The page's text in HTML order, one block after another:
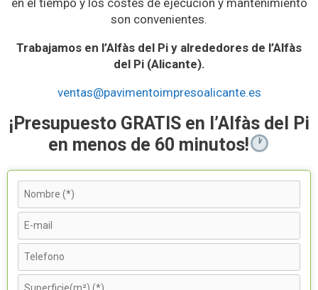
son convenientes.
Trabajamos en l’Alfàs del Pi y alrededores de l’Alfàs
del Pi (Alicante).
ventas@pavimentoimpresoalicante.es
¡Presupuesto GRATIS en l’Alfàs del Pi
en menos de 60 minutos!